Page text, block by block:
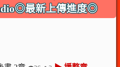
最新上傳進度◎